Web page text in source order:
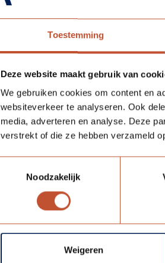
Toestemming
Deze website maakt gebruik van
We gebruiken cookies om content en
websiteverkeer te analyseren. Ook
media, adverteren en analyse. Deze
verstrekt of die ze hebben verzameld
Noodzakelijk
Weigeren